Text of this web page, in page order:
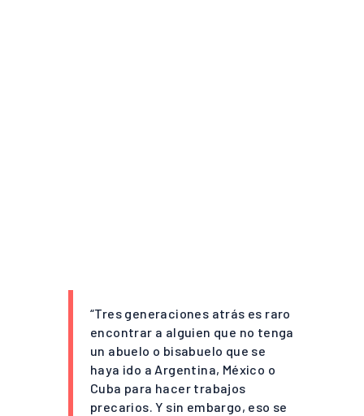
“Tres generaciones atrás es raro
encontrar a alguien que no tenga
un abuelo o bisabuelo que se
haya ido a Argentina, México o
Cuba para hacer trabajos
precarios. Y sin embargo, eso se